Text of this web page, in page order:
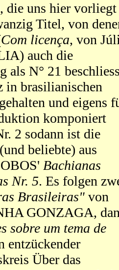
die uns hier vorliegt
Titel, von
Com licença, von
auch die
als N° 21
in brasilianischen
und eigens
komponiert
2 sodann ist die
beliebte) aus
Bachianas
Nr. 5. Es folgen
Brasileiras" von
GONZAGA,
sobre um tema de
entzückender
Über das